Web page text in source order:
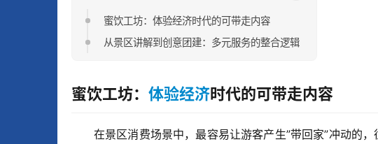
蜜饮工坊：体验经济时代的可带走内容
从景区讲解到创意团建：多元服务的整合逻辑
蜜饮工坊： 体验经济时代的可带走内容
在景区消费场景中，最容易让游客产生”带回家”冲动的